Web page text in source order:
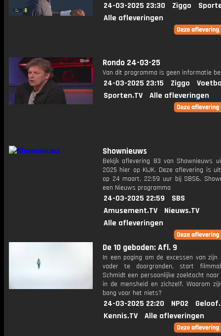
24-03-2025 23:30 Ziggo
Alle afleveringen
Rondo 24-03-25
Van dit programma is geen informatie
24-03-2025 23:15 Ziggo
Sporten.TV
Alle afleveringen
Shownieuws
Bekijk aflevering 83 van Shownieuws
2025 hier op KIJK. Deze aflevering is
op 24 maart, 22:59 uur bij SBS6.
een Nieuws programma
24-03-2025 22:59
SBS
Amusement.TV
Nieuws.TV
Alle afleveringen
De 10 geboden: Afl. 9
In een poging om de excessen van zijn
vader te doorgronden, start
Schmidt een persoonlijke zoektocht
in de mensheid en zichzelf. Waarom
bang voor het niets?
24-03-2025 22:20 NPO2
Kennis.TV
Alle afleveringen